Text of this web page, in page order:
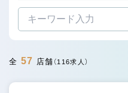
全 57 店舗 （116求人）